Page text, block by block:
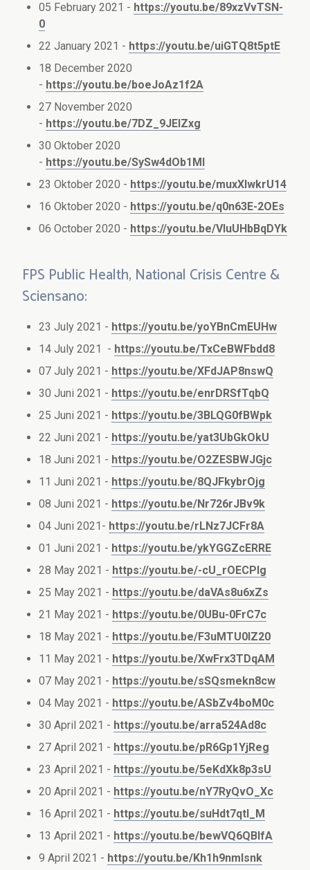
05 February 2021 - https://youtu.be/89xzVvTSN-
0
22 January 2021 - https://youtu.be/uiGTQ8t5ptE
18 December 2020
- https://youtu.be/boeJoAz1f2A
27 November 2020
- https://youtu.be/7DZ_9JEIZxg
30 Oktober 2020
- https://youtu.be/SySw4dOb1MI
23 Oktober 2020 - https://youtu.be/muxXlwkrU14
16 Oktober 2020 - https://youtu.be/q0n63E-2OEs
06 October 2020 - https://youtu.be/VIuUHbBqDYk
FPS Public Health, National Crisis Centre &
Sciensano:
23 July 2021 - https://youtu.be/yoYBnCmEUHw
14 July 2021 - https://youtu.be/TxCeBWFbdd8
07 July 2021 - https://youtu.be/XFdJAP8nswQ
30 Juni 2021 - https://youtu.be/enrDRSfTqbQ
25 Juni 2021 - https://youtu.be/3BLQG0fBWpk
22 Juni 2021 - https://youtu.be/yat3UbGkOkU
18 Juni 2021 - https://youtu.be/O2ZESBWJGjc
11 Juni 2021 - https://youtu.be/8QJFkybrOjg
08 Juni 2021 - https://youtu.be/Nr726rJBv9k
04 Juni 2021- https://youtu.be/rLNz7JCFr8A
01 Juni 2021 - https://youtu.be/ykYGGZcERRE
28 May 2021 - https://youtu.be/-cU_rOECPIg
25 May 2021 - https://youtu.be/daVAs8u6xZs
21 May 2021 - https://youtu.be/0UBu-0FrC7c
18 May 2021 - https://youtu.be/F3uMTU0lZ20
11 May 2021 - https://youtu.be/XwFrx3TDqAM
07 May 2021 - https://youtu.be/sSQsmekn8cw
04 May 2021 - https://youtu.be/ASbZv4boM0c
30 April 2021 - https://youtu.be/arra524Ad8c
27 April 2021 - https://youtu.be/pR6Gp1YjReg
23 April 2021 - https://youtu.be/5eKdXk8p3sU
20 April 2021 - https://youtu.be/nY7RyQvO_Xc
16 April 2021 - https://youtu.be/suHdt7qtI_M
13 April 2021 - https://youtu.be/bewVQ6QBIfA
9 April 2021 - https://youtu.be/Kh1h9nmlsnk